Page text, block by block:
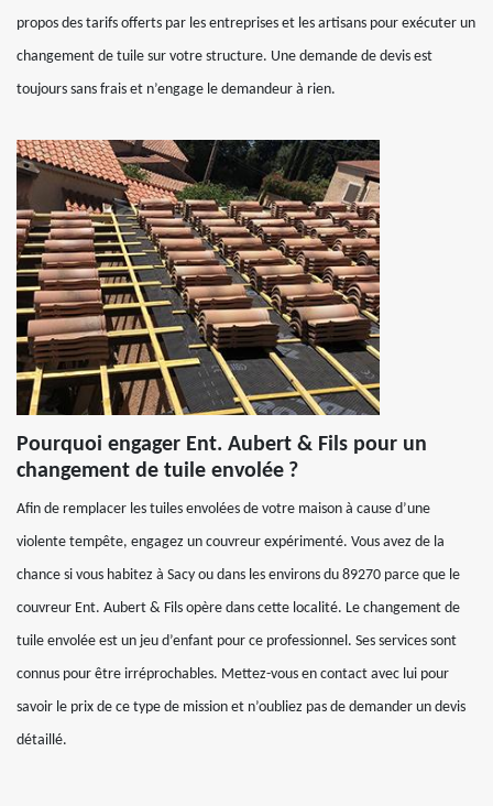
propos des tarifs offerts par les entreprises et les artisans pour exécuter un
changement de tuile sur votre structure. Une demande de devis est
toujours sans frais et n’engage le demandeur à rien.
Pourquoi engager Ent. Aubert & Fils pour un
changement de tuile envolée ?
Afin de remplacer les tuiles envolées de votre maison à cause d’une
violente tempête, engagez un couvreur expérimenté. Vous avez de la
chance si vous habitez à Sacy ou dans les environs du 89270 parce que le
couvreur Ent. Aubert & Fils opère dans cette localité. Le changement de
tuile envolée est un jeu d’enfant pour ce professionnel. Ses services sont
connus pour être irréprochables. Mettez-vous en contact avec lui pour
savoir le prix de ce type de mission et n’oubliez pas de demander un devis
détaillé.